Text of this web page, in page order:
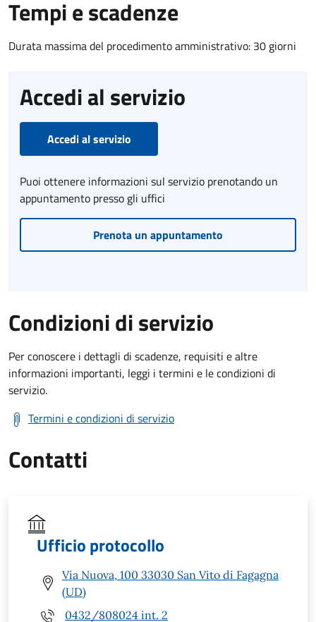
Tempi e scadenze
Durata massima del procedimento amministrativo: 30 giorni
Accedi al servizio
Accedi al servizio
Puoi ottenere informazioni sul servizio prenotando un
appuntamento presso gli uffici
Prenota un appuntamento
Condizioni di servizio
Per conoscere i dettagli di scadenze, requisiti e altre
informazioni importanti, leggi i termini e le condizioni di
servizio.
Termini e condizioni di servizio
Contatti
Ufficio protocollo
Via Nuova, 100 33030 San Vito di Fagagna
(UD)
0432/808024 int. 2